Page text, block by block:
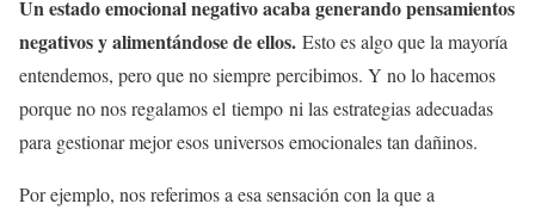
Un estado emocional negativo acaba generando pensamientos
negativos y alimentándose de ellos. Esto es algo que la mayoría
entendemos, pero que no siempre percibimos. Y no lo hacemos
porque no nos regalamos el tiempo ni las estrategias adecuadas
para gestionar mejor esos universos emocionales tan dañinos.
Por ejemplo, nos referimos a esa sensación con la que a